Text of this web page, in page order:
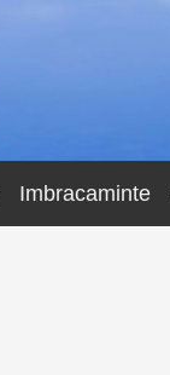
Imbracaminte